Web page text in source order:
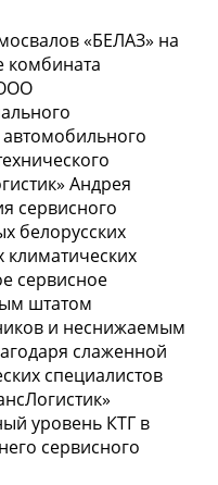
«БЕЛАЗ» на
комбината
автомобильного
Андрея
сервисного
белорусских
климатических
сервисное
штатом
и неснижаемым
слаженной
специалистов
уровень КТГ в
сервисного